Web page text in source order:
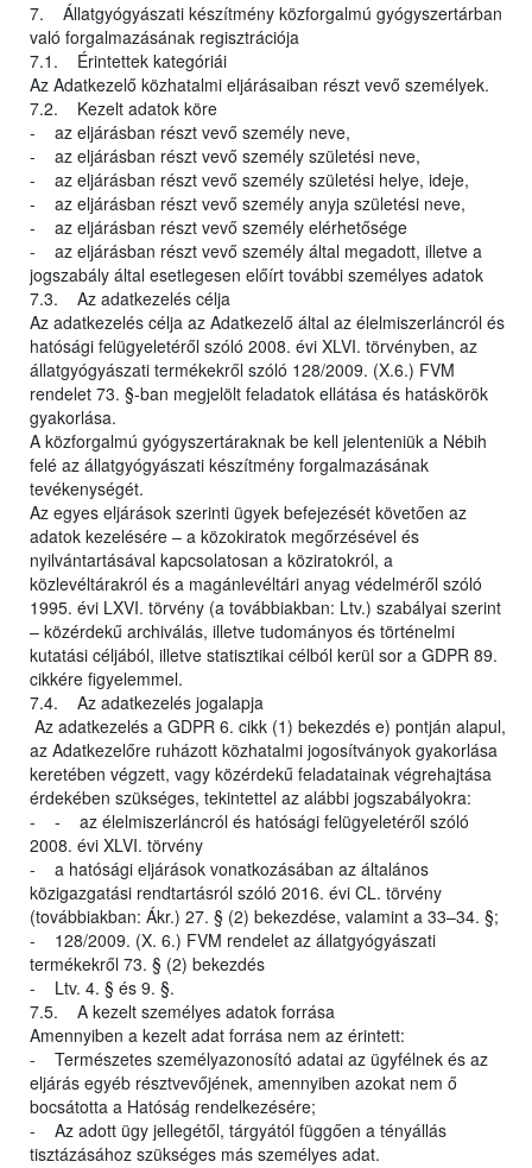
7. Állatgyógyászati készítmény közforgalmú gyógyszertárban
való forgalmazásának regisztrációja
7.1. Érintettek kategóriái
Az Adatkezelő közhatalmi eljárásaiban részt vevő személyek.
7.2. Kezelt adatok köre
- az eljárásban részt vevő személy neve,
- az eljárásban részt vevő személy születési neve,
- az eljárásban részt vevő személy születési helye, ideje,
- az eljárásban részt vevő személy anyja születési neve,
- az eljárásban részt vevő személy elérhetősége
- az eljárásban részt vevő személy által megadott, illetve a
jogszabály által esetlegesen előírt további személyes adatok
7.3. Az adatkezelés célja
Az adatkezelés célja az Adatkezelő által az élelmiszerláncról és
hatósági felügyeletéről szóló 2008. évi XLVI. törvényben, az
állatgyógyászati termékekről szóló 128/2009. (X.6.) FVM
rendelet 73. §-ban megjelölt feladatok ellátása és hatáskörök
gyakorlása.
A közforgalmú gyógyszertáraknak be kell jelenteniük a Nébih
felé az állatgyógyászati készítmény forgalmazásának
tevékenységét.
Az egyes eljárások szerinti ügyek befejezését követően az
adatok kezelésére – a közokiratok megőrzésével és
nyilvántartásával kapcsolatosan a köziratokról, a
közlevéltárakról és a magánlevéltári anyag védelméről szóló
1995. évi LXVI. törvény (a továbbiakban: Ltv.) szabályai szerint
– közérdekű archiválás, illetve tudományos és történelmi
kutatási céljából, illetve statisztikai célból kerül sor a GDPR 89.
cikkére figyelemmel.
7.4. Az adatkezelés jogalapja
Az adatkezelés a GDPR 6. cikk (1) bekezdés e) pontján alapul,
az Adatkezelőre ruházott közhatalmi jogosítványok gyakorlása
keretében végzett, vagy közérdekű feladatainak végrehajtása
érdekében szükséges, tekintettel az alábbi jogszabályokra:
- - az élelmiszerláncról és hatósági felügyeletéről szóló
2008. évi XLVI. törvény
- a hatósági eljárások vonatkozásában az általános
közigazgatási rendtartásról szóló 2016. évi CL. törvény
(továbbiakban: Ákr.) 27. § (2) bekezdése, valamint a 33–34. §;
- 128/2009. (X. 6.) FVM rendelet az állatgyógyászati
termékekről 73. § (2) bekezdés
- Ltv. 4. § és 9. §.
7.5. A kezelt személyes adatok forrása
Amennyiben a kezelt adat forrása nem az érintett:
- Természetes személyazonosító adatai az ügyfélnek és az
eljárás egyéb résztvevőjének, amennyiben azokat nem ő
bocsátotta a Hatóság rendelkezésére;
- Az adott ügy jellegétől, tárgyától függően a tényállás
tisztázásához szükséges más személyes adat.